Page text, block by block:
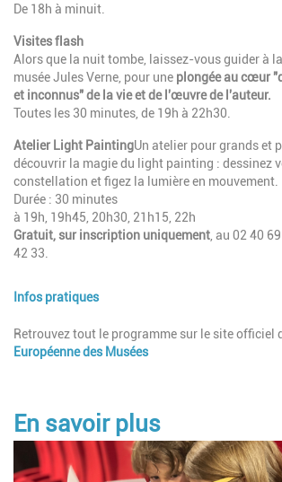
De 18h à minuit.
Visites flash
Alors que la nuit tombe, laissez-vous guider à
musée Jules Verne, pour une plongée au cœur
et inconnus" de la vie et de l'œuvre de l'auteur.
Toutes les 30 minutes, de 19h à 22h30.
Atelier Light PaintingUn atelier pour grands et
découvrir la magie du light painting : dessinez
constellation et figez la lumière en mouvement.
Durée : 30 minutes
à 19h, 19h45, 20h30, 21h15, 22h
Gratuit, sur inscription uniquement, au 02 40
42 33.
Infos pratiques
Description
Retrouvez tout le programme sur le site officiel
Européenne des Musées
En savoir plus